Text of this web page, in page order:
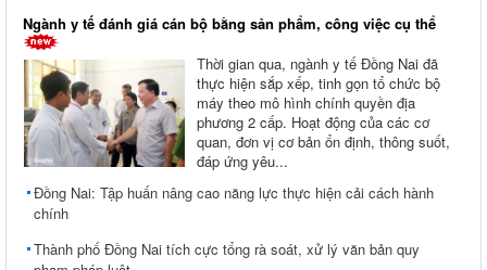
Ngành y tế đánh giá cán bộ bằng sản phẩm, công việc cụ thể
Thời gian qua, ngành y tế Đồng Nai đã
thực hiện sắp xếp, tinh gọn tổ chức bộ
máy theo mô hình chính quyền địa
phương 2 cấp. Hoạt động của các cơ
quan, đơn vị cơ bản ổn định, thông suốt,
đáp ứng yêu...
Đồng Nai: Tập huấn nâng cao năng lực thực hiện cải cách hành
chính
Thành phố Đồng Nai tích cực tổng rà soát, xử lý văn bản quy